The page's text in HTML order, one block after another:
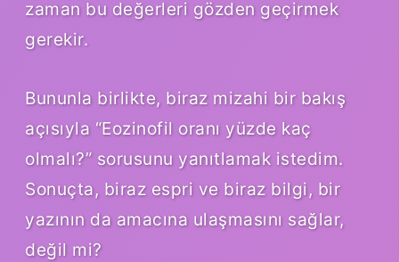
zaman bu değerleri gözden geçirmek
gerekir.
Bununla birlikte, biraz mizahi bir bakış
açısıyla “Eozinofil oranı yüzde kaç
olmalı?” sorusunu yanıtlamak istedim.
Sonuçta, biraz espri ve biraz bilgi, bir
yazının da amacına ulaşmasını sağlar,
değil mi?